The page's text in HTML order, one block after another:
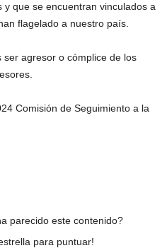
que se encuentran vinculados a
flagelado a nuestro país.
agresor o cómplice de los
Comisión de Seguimiento a la
parecido este contenido?
para puntuar!